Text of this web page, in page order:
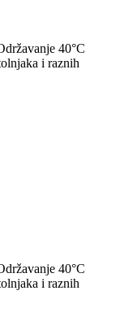
40°C
i raznih
40°C
i raznih